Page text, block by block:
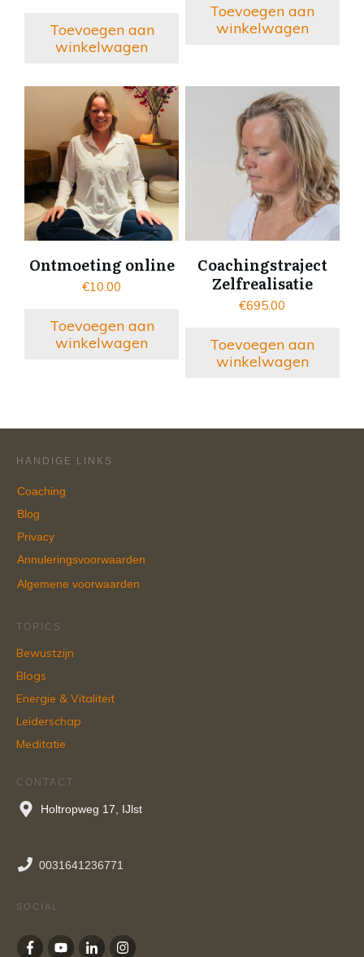
Toevoegen aan
winkelwagen
Toevoegen aan
winkelwagen
Ontmoeting online
€10.00
Toevoegen aan
winkelwagen
Coachingstraject
Zelfrealisatie
€695.00
Toevoegen aan
winkelwagen
HANDIGE LINKS
Coaching
Blog
Privacy
Annuleringsvoorwaarden
Algemene voorwaarden
TOPICS
Bewustzijn
Blogs
Energie & Vitaliteit
Leiderschap
Meditatie
CONTACT
Holtropweg 17, IJlst
0031641236771
SOCIAL